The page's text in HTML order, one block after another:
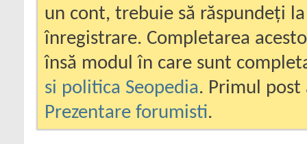
un cont, trebuie să răspundeți
înregistrare. Completarea
însă modul în care sunt
si politica Seopedia. Primul
Prezentare forumisti.